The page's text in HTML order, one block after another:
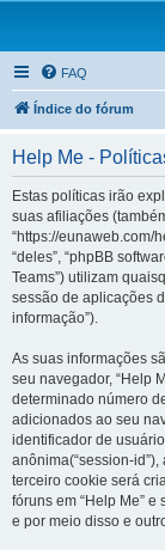
FAQ
Índice do fórum
Help Me -
Estas políticas irão
suas afiliações
“https://eunaweb.com/
“deles”, “phpBB
Teams”) utilizam
sessão de aplicações
informação”).
As suas informações
seu navegador, “Help
determinado número
adicionados ao seu
identificador de
anônima(“session-
terceiro cookie será
fóruns em “Help Me”
e por meio disso e